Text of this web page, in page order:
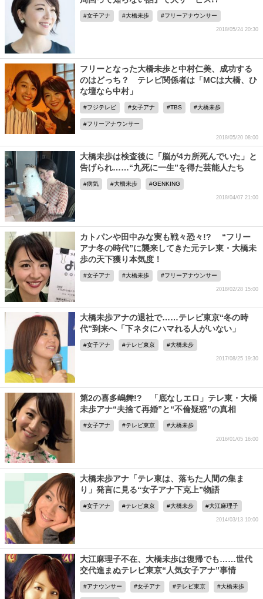
女子アナ 大橋未歩 フリーアナウンサー
2018/05/24 20:30
フリーとなった大橋未歩と中村仁美、成功する
のはどっち？ テレビ関係者は「MCは大橋、ひ
な壇なら中村」
フジテレビ 女子アナ TBS 大橋未歩
フリーアナウンサー
2018/05/20 08:00
大橋未歩は検査後に「脳が4カ所死んでいた」と
告げられ……“九死に一生”を得た芸能人たち
病気 大橋未歩 GENKING
2018/04/07 21:00
カトパンや田中みな実も戦々恐々!? “フリー
アナ冬の時代”に襲来してきた元テレ東・大橋未
歩の天下獲り本気度！
女子アナ 大橋未歩 フリーアナウンサー
2018/02/28 15:00
大橋未歩アナの退社で……テレビ東京“冬の時
代”到来へ「下ネタにハマれる人がいない」
女子アナ テレビ東京 大橋未歩
2017/08/25 19:30
第2の喜多嶋舞!? 「底なしエロ」テレ東・大橋
未歩アナ“夫捨て再婚”と“不倫疑惑”の真相
女子アナ テレビ東京 大橋未歩
2016/01/05 16:00
大橋未歩アナ「テレ東は、落ちた人間の集ま
り」発言に見る“女子アナ下克上”物語
女子アナ テレビ東京 大橋未歩 大江麻理子
2014/03/13 10:00
大江麻理子不在、大橋未歩は復帰でも……世代
交代進まぬテレビ東京“人気女子アナ”事情
アナウンサー 女子アナ テレビ東京 大橋未歩